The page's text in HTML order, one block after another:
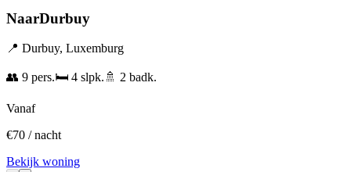
NaarDurbuy
📍 Durbuy, Luxemburg
👥 9 pers.🛏️ 4 slpk. 🚿 2 badk.
Vanaf
€70 / nacht
Bekijk woning